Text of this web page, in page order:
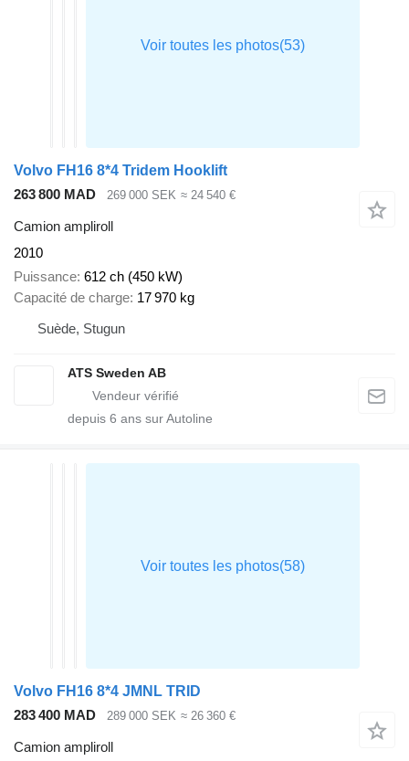
Volvo FH16 8*4 Tridem Hooklift
263 800 MAD
269 000 SEK ≈ 24 540 €
Camion ampliroll
2010
Puissance 612 ch (450 kW)
Capacité de charge 17 970 kg
Suède, Stugun
ATS Sweden AB
depuis 6 ans sur Autoline
Volvo FH16 8*4 JMNL TRID
283 400 MAD
289 000 SEK ≈ 26 360 €
Camion ampliroll